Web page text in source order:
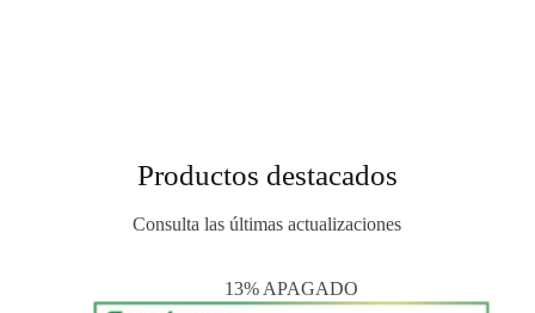
Productos destacados
Consulta las últimas actualizaciones
13% APAGADO